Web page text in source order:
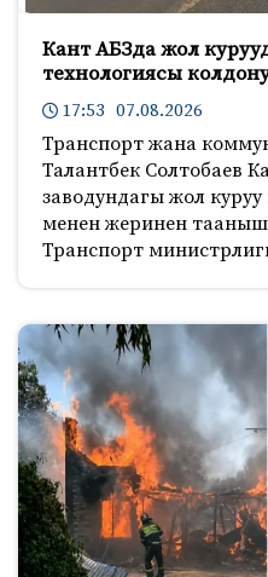
Кант АБЗда жол
технологиясы
17:53 07.08.2026
Транспорт жана
Талантбек Солтобаев
заводундагы жол
менен жеринен
Транспорт